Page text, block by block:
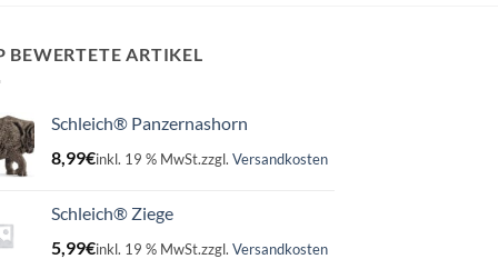
BEWERTETE ARTIKEL
Schleich® Panzernashorn
8,99€inkl. 19 % MwSt.zzgl. Versandkosten
Schleich® Ziege
5,99€inkl. 19 % MwSt.zzgl. Versandkosten